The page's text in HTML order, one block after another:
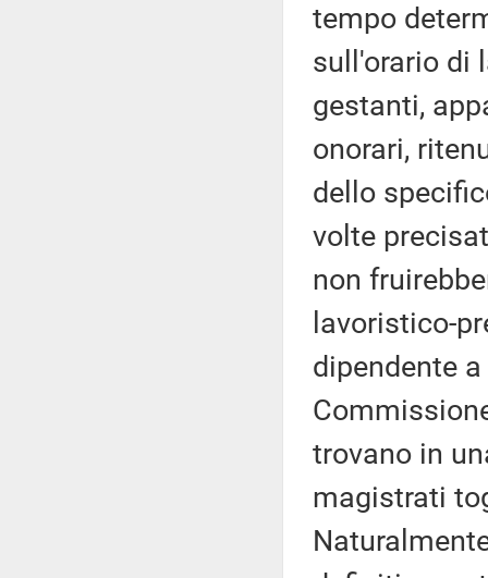
tempo
sull'orario di
gestanti,
onorari,
dello
volte
non
lavoristico-
dipendente
trovano in
magistrati